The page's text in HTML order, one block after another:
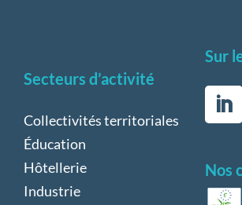
Secteurs d’activité
Collectivités territoriales
Éducation
Hôtellerie
Industrie
Sur
Nos